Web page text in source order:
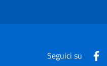
Seguici su